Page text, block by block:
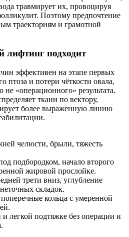
травмирует их, провоцируя
Поэтому предпочтение
траекториям и грамотной
лифтинг подходит
эффективен на этапе первых
птоза и потери чёткости овала,
не «операционного» результата.
ткани по вектору,
более выраженную линию
челюсти, брыли, тяжесть
подбородком, начало второго
жировой прослойке.
трети вниз, углубление
складок.
кольца с умеренной
легкой подтяжке без операции и